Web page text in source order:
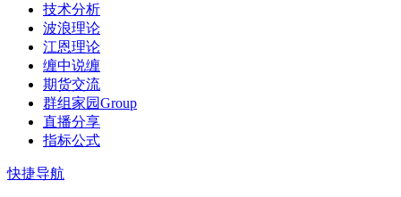
技术分析
波浪理论
江恩理论
缠中说缠
期货交流
群组家园Group
直播分享
指标公式
快捷导航